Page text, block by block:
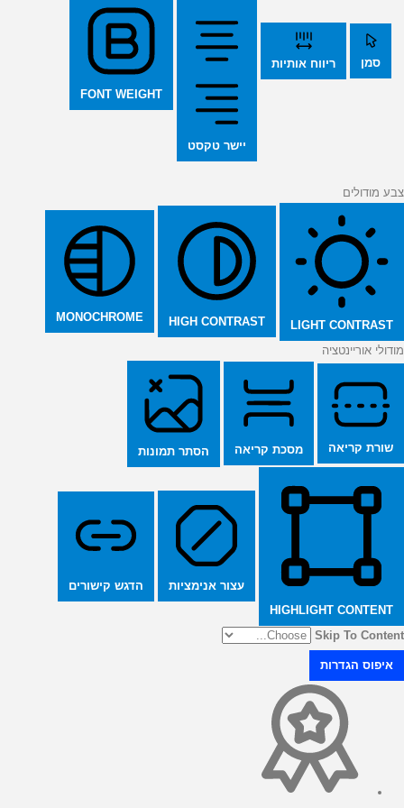
סמן ריווח אותיות
יישר טקסט
FONT WEIGHT
צבע מודולים
LIGHT CONTRAST
HIGH CONTRAST
MONOCHROME
מודולי אוריינטציה
שורת קריאה מסכת קריאה הסתר תמונות
HIGHLIGHT CONTENT
עצור אנימציות הדגש קישורים
Skip To Content
איפוס הגדרות